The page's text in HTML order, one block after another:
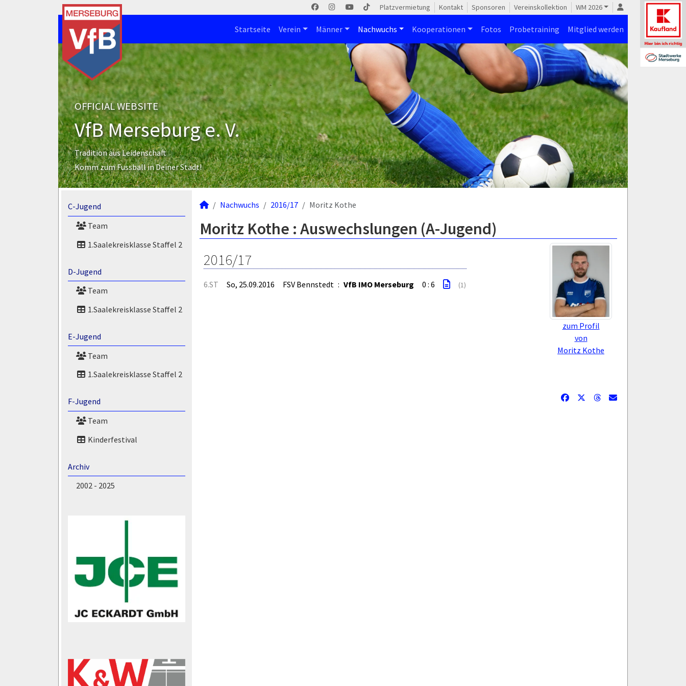
Platzvermietung Kontakt Sponsoren Vereinskollektion WM 2026
Startseite Verein Männer Nachwuchs Kooperationen Fotos Probetraining Mitglied werden
OFFICIAL WEBSITE
VfB Merseburg e. V.
Tradition aus Leidenschaft
Komm zum Fussball in Deiner Stadt!
C-Jugend
Team
1.Saalekreisklasse Staffel 2
D-Jugend
Team
1.Saalekreisklasse Staffel 2
E-Jugend
Team
1.Saalekreisklasse Staffel 2
F-Jugend
Team
Kinderfestival
Archiv
2002 - 2025
Nachwuchs 2016/17 Moritz Kothe
Moritz Kothe : Auswechslungen (A-Jugend)
zum Profil
von
Moritz Kothe
2016/17
6.ST So, 25.09.2016 FSV Bennstedt : VfB IMO Merseburg 0 : 6 (1)